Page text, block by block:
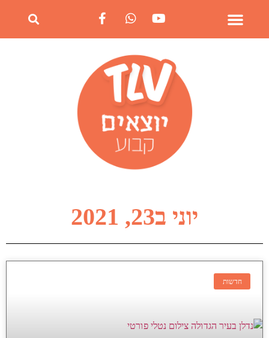
יוני ב23, 2021
חדשות